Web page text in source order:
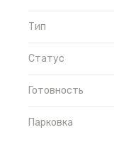
Тип
Статус
Готовность
Парковка